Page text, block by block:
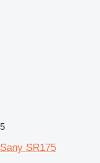
5
Sany SR175